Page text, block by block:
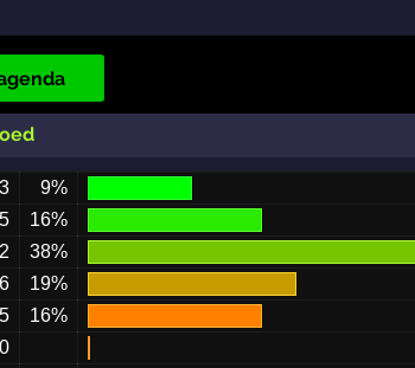
3
9%
5
16%
38%
6
19%
5
16%
0